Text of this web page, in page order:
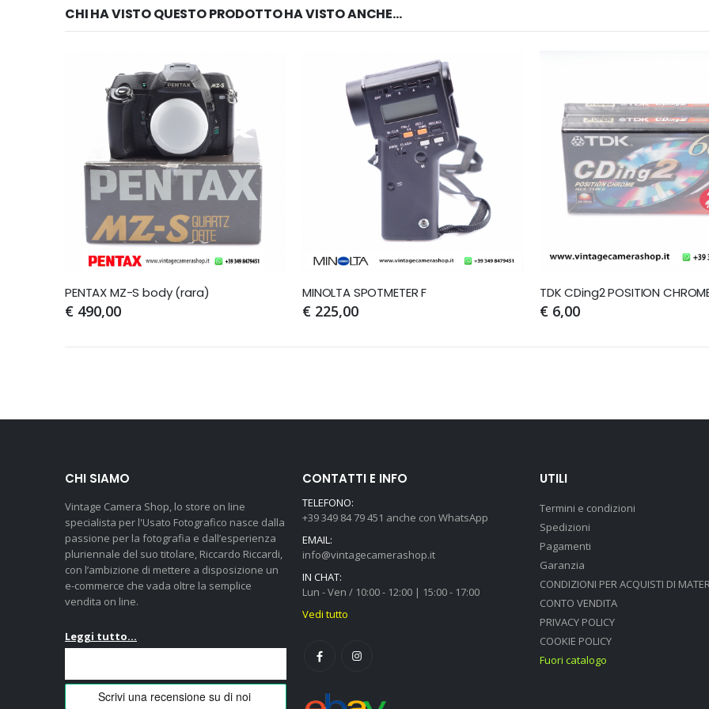
CHI HA VISTO QUESTO PRODOTTO HA VISTO ANCHE...
PENTAX MZ-S body (rara)
€ 490,00
MINOLTA SPOTMETER F
€ 225,00 € 6,00
CHI SIAMO
Vintage Camera Shop, lo store on line
specialista per l'Usato Fotografico nasce dalla
passione per la fotografia e dall’esperienza
pluriennale del suo titolare, Riccardo Riccardi,
con l’ambizione di mettere a disposizione un
e-commerce che vada oltre la semplice
vendita on line.
Leggi tutto...
CONTATTI E INFO
TELEFONO:
+39 349 84 79 451 anche con WhatsApp
EMAIL:
info@vintagecamerashop.it
IN CHAT:
Lun - Ven / 10:00 - 12:00 | 15:00 - 17:00
Vedi tutto
UTILI
Termini e condizioni
Spedizioni
Pagamenti
Garanzia
CONDIZIONI PER ACQUISTI DI
CONTO VENDITA
PRIVACY POLICY
COOKIE POLICY
Fuori catalogo